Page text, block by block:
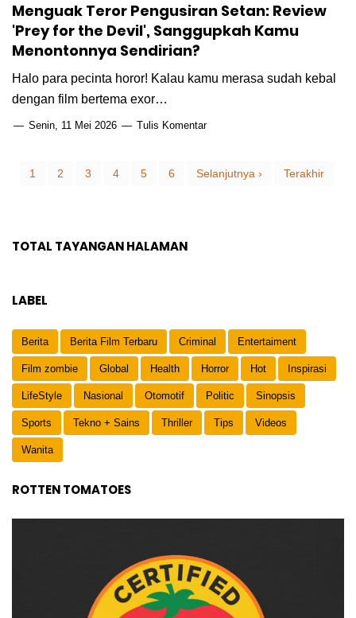
Menguak Teror Pengusiran Setan: Review
'Prey for the Devil', Sanggupkah Kamu
Menontonnya Sendirian?
Halo para pecinta horor! Kalau kamu merasa sudah kebal
dengan film bertema exor…
Senin, 11 Mei 2026 Tulis Komentar
1 2 3 4 5 6 Selanjutnya › Terakhir
TOTAL TAYANGAN HALAMAN
LABEL
Berita Berita Film Terbaru Criminal Entertaiment
Film zombie Global Health Horror Hot Inspirasi
LifeStyle Nasional Otomotif Politic Sinopsis
Sports Tekno + Sains Thriller Tips Videos
Wanita
ROTTEN TOMATOES